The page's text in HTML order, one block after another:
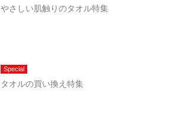
やさしい肌触りのタオル特集
Special
タオルの買い換え特集